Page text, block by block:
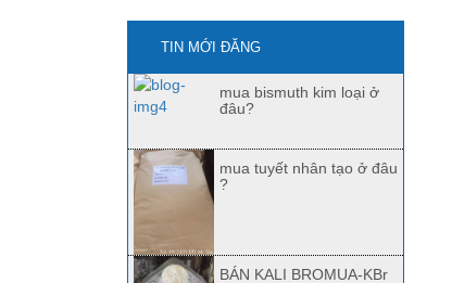
TIN MỚI ĐĂNG
mua bismuth kim loại ở
đâu?
mua tuyết nhân tạo ở đâu
?
BÁN KALI BROMUA-KBr